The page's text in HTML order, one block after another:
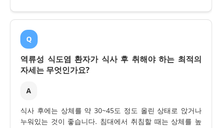
Q
역류성 식도염 환자가 식사 후 취해야 하는 최적의
자세는 무엇인가요?
A
식사 후에는 상체를 약 30~45도 정도 올린 상태로 앉거나
누워있는 것이 좋습니다. 침대에서 취침할 때는 상체를 높